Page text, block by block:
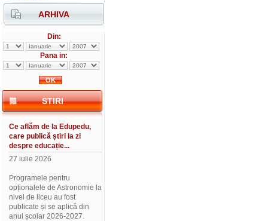
ARHIVA
Din:
Pana in:
STIRI
Ce aflăm de la Edupedu,
care publică știri la zi
despre educație...
27 iulie 2026
Programele pentru
opționalele de Astronomie la
nivel de liceu au fost
publicate și se aplică din
anul școlar 2026-2027.